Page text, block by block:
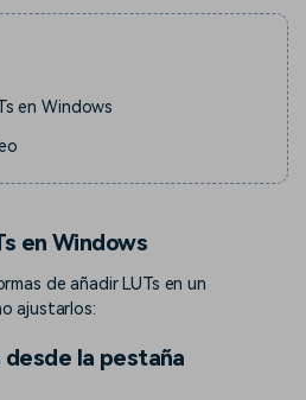
editables diseñadas para
en Windows
en Windows
de añadir LUTs en un
ajustarlos:
la pestaña